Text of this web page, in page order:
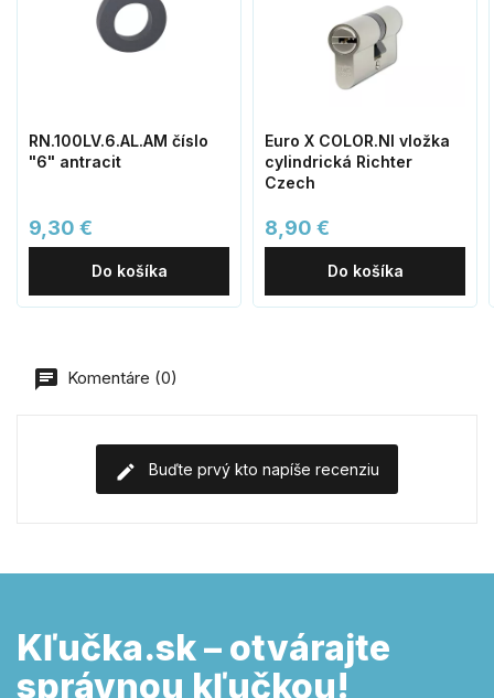
RN.100LV.6.AL.AM číslo
"6" antracit
9,30 €
Do košíka
Euro X COLOR.NI vložka
cylindrická Richter
Czech
8,90 €
Do košíka
Komentáre (0)
Buďte prvý kto napíše recenziu
Kľučka.sk – otvárajte
správnou kľučkou!